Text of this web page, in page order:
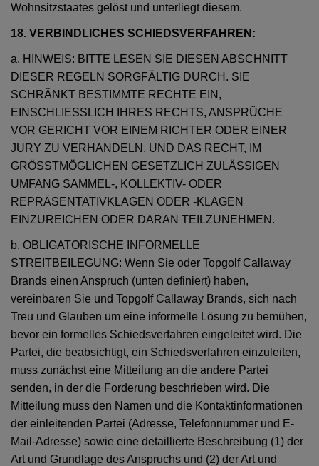
Wohnsitzstaates gelöst und unterliegt diesem.
18. VERBINDLICHES SCHIEDSVERFAHREN:
a. HINWEIS: BITTE LESEN SIE DIESEN ABSCHNITT
DIESER REGELN SORGFÄLTIG DURCH. SIE
SCHRÄNKT BESTIMMTE RECHTE EIN,
EINSCHLIESSLICH IHRES RECHTS, ANSPRÜCHE
VOR GERICHT VOR EINEM RICHTER ODER EINER
JURY ZU VERHANDELN, UND DAS RECHT, IM
GRÖSSTMÖGLICHEN GESETZLICH ZULÄSSIGEN
UMFANG SAMMEL-, KOLLEKTIV- ODER
REPRÄSENTATIVKLAGEN ODER -KLAGEN
EINZUREICHEN ODER DARAN TEILZUNEHMEN.
b. OBLIGATORISCHE INFORMELLE
STREITBEILEGUNG: Wenn Sie oder Topgolf Callaway
Brands einen Anspruch (unten definiert) haben,
vereinbaren Sie und Topgolf Callaway Brands, sich nach
Treu und Glauben um eine informelle Lösung zu bemühen,
bevor ein formelles Schiedsverfahren eingeleitet wird. Die
Partei, die beabsichtigt, ein Schiedsverfahren einzuleiten,
muss zunächst eine Mitteilung an die andere Partei
senden, in der die Forderung beschrieben wird. Die
Mitteilung muss den Namen und die Kontaktinformationen
der einleitenden Partei (Adresse, Telefonnummer und E-
Mail-Adresse) sowie eine detaillierte Beschreibung (1) der
Art und Grundlage des Anspruchs und (2) der Art und